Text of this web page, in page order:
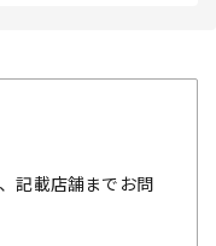
記載店舗までお問